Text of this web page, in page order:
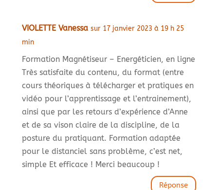
VIOLETTE Vanessa sur 17 janvier 2023 à 19 h 25
min
Formation Magnétiseur – Energéticien, en ligne
Très satisfaite du contenu, du format (entre
cours théoriques à télécharger et pratiques en
vidéo pour l’apprentissage et l’entrainement),
ainsi que par les retours d’expérience d’Anne
et de sa vison claire de la discipline, de la
posture du pratiquant. Formation adaptée
pour le distanciel sans problème, c’est net,
simple Et efficace ! Merci beaucoup !
Réponse